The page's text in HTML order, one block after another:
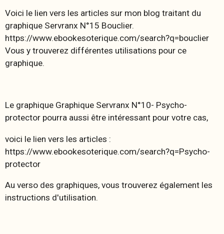
Voici le lien vers les articles sur mon blog traitant du
graphique Servranx N°15 Bouclier.
https://www.ebookesoterique.com/search?q=bouclier
Vous y trouverez différentes utilisations pour ce
graphique.
Le graphique Graphique Servranx N°10- Psycho-
protector pourra aussi être intéressant pour votre cas,
voici le lien vers les articles :
https://www.ebookesoterique.com/search?q=Psycho-
protector
Au verso des graphiques, vous trouverez également les
instructions d'utilisation.